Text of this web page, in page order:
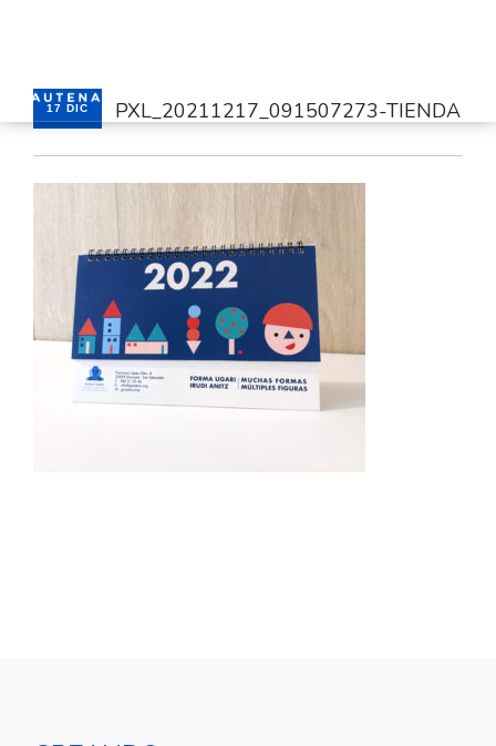
INICIO
COMUNICACIÓN
SERVICIOS
NOTICIAS
CONTACTO
17 DIC PXL_20211217_091507273-TIENDA